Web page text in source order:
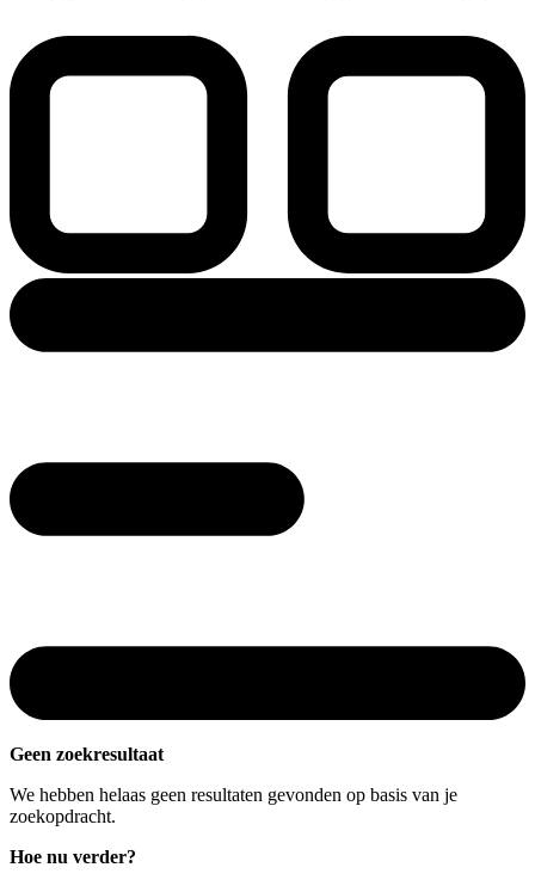
Geen zoekresultaat
We hebben helaas geen resultaten gevonden op basis van je
zoekopdracht.
Hoe nu verder?